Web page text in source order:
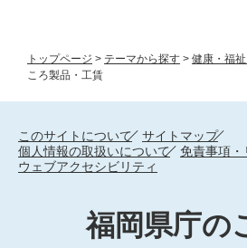
トップページ > テーマから探す > 健康・福
ころ製品・工賃
このサイトについて
サイトマップ
個人情報の取扱いについて
免責事項・
ウェブアクセシビリティ
福岡県庁の